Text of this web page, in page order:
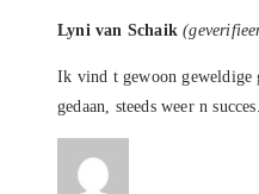
Lyni van Schaik
Ik vind t gewoon geweldige
gedaan, steeds weer n